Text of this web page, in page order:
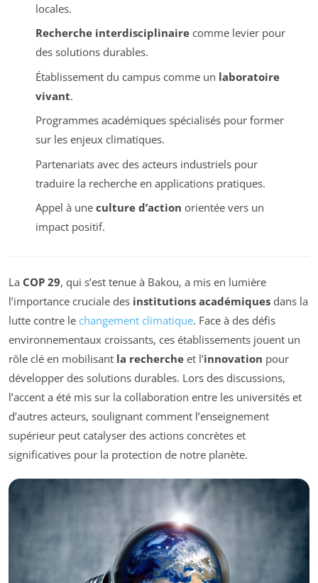
locales.
Recherche interdisciplinairecomme levier pour
des solutions durables.
Établissement du campus comme un laboratoire
vivant.
Programmes académiques spécialisés pour former
sur les enjeux climatiques.
Partenariats avec des acteurs industriels pour
traduire la recherche en applications pratiques.
Appel à une culture d’action orientée vers un
impact positif.
La COP 29, qui s’est tenue à Bakou, a mis en lumière
l’importance cruciale des institutions académiques dans la
lutte contre le changement climatique. Face à des défis
environnementaux croissants, ces établissements jouent un
rôle clé en mobilisant la recherche et l’innovation pour
développer des solutions durables. Lors des discussions,
l’accent a été mis sur la collaboration entre les universités et
d’autres acteurs, soulignant comment l’enseignement
supérieur peut catalyser des actions concrètes et
significatives pour la protection de notre planète.